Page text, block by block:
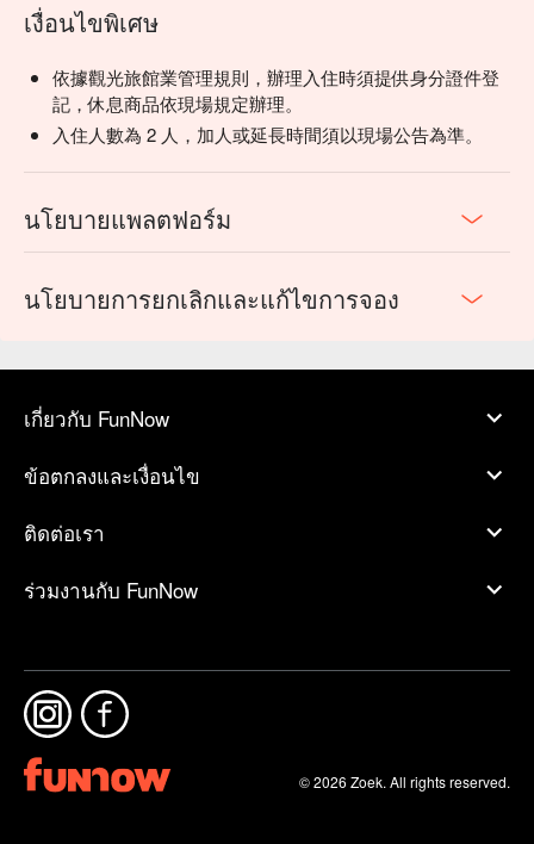
เงื่อนไขพิเศษ
依據觀光旅館業管理規則，辦理入住時須提供身分證件登
記，休息商品依現場規定辦理。
入住人數為 2 人，加人或延長時間須以現場公告為準。
นโยบายแพลตฟอร์ม
นโยบายการยกเลิกและแก้ไขการจอง
เกี่ยวกับ FunNow
ข้อตกลงและเงื่อนไข
ติดต่อเรา
ร่วมงานกับ FunNow
© 2026 Zoek. All rights reserved.